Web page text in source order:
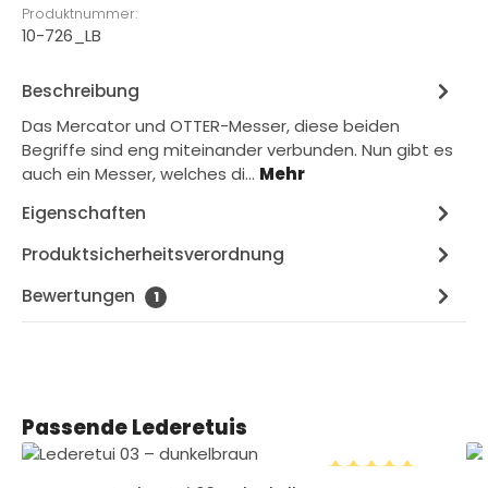
Produktnummer:
10-726_LB
Beschreibung
Das Mercator und OTTER-Messer, diese beiden
Begriffe sind eng miteinander verbunden. Nun gibt es
auch ein Messer, welches di… Mehr
Eigenschaften
Produktsicherheitsverordnung
Bewertungen
1
Produktgalerie überspringen
Passende Lederetuis